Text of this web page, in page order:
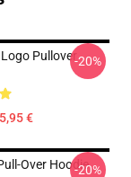
Pullover
€
-20%
Over Hoodie-20%